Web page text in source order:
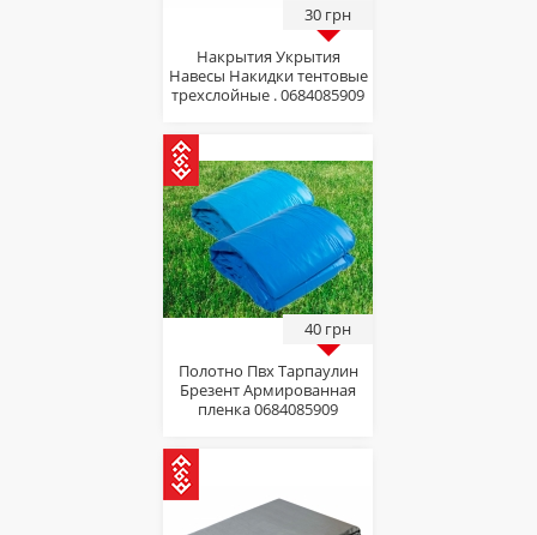
30 грн
Накрытия Укрытия
Навесы Накидки тентовые
трехслойные . 0684085909
40 грн
Полотно Пвх Тарпаулин
Брезент Армированная
пленка 0684085909